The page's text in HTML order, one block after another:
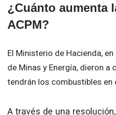
¿Cuánto aumenta
ACPM?
El Ministerio de Hacienda,
de Minas y Energía, dieron a
tendrán los combustibles en
A través de una